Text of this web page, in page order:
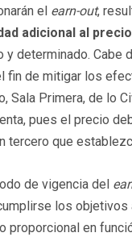
el earn-out,
adicional al
determinado.
fin de mitigar los
Sala Primera, de lo
pues el precio
tercero que
de vigencia del
los
proporcional en